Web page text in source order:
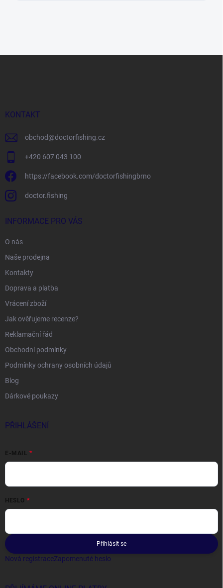
KONTAKT
obchod@doctorfishing.cz
+420 607 043 100
https://facebook.com/doctorfishingbrno
doctor.fishing
INFORMACE PRO VÁS
O nás
Naše prodejna
Kontakty
Doprava a platba
Vrácení zboží
Jak ověřujeme recenze?
Reklamační řád
Obchodní podmínky
Podmínky ochrany osobních údajů
Blog
Dárkové poukazy
PŘIHLÁŠENÍ
E-MAIL
HESLO
Přihlásit se
Nová registraceZapomenuté heslo